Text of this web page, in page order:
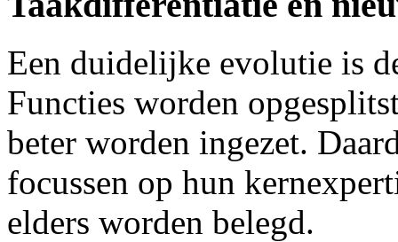
Een duidelijke evolutie is
Functies worden
beter worden ingezet.
focussen op hun
elders worden belegd.